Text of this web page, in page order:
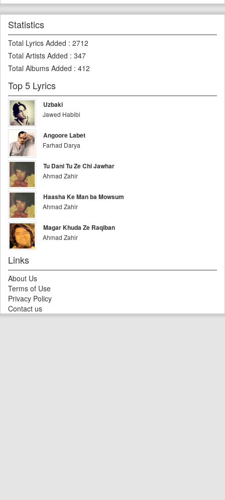
Statistics
Total Lyrics Added : 2712
Total Artists Added : 347
Total Albums Added : 412
Top 5 Lyrics
Uzbaki
Jawed Habibi
Angoore Labet
Farhad Darya
Tu Dani Tu Ze Chi Jawhar
Ahmad Zahir
Haasha Ke Man ba Mowsum
Ahmad Zahir
Magar Khuda Ze Raqiban
Ahmad Zahir
Links
About Us
Terms of Use
Privacy Policy
Contact us